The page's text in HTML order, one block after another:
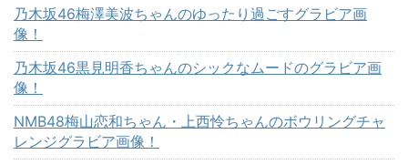
乃木坂46梅澤美波ちゃんのゆったり過ごすグラビア画
像！
乃木坂46黒見明香ちゃんのシックなムードのグラビア画
像！
NMB48梅山恋和ちゃん・上西怜ちゃんのボウリングチャ
レンジグラビア画像！